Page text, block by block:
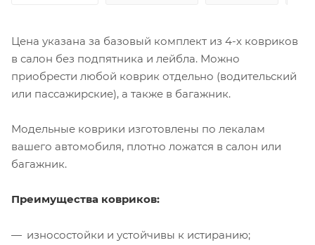
Цена указана за базовый комплект из 4-х ковриков
в салон без подпятника и лейбла. Можно
приобрести любой коврик отдельно (водительский
или пассажирские), а также в багажник.
Модельные коврики изготовлены по лекалам
вашего автомобиля, плотно ложатся в салон или
багажник.
Преимущества ковриков:
износостойки и устойчивы к истиранию;